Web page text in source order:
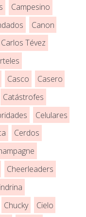
Campesino
Canon
Carlos Tévez
Casco
Casero
Catástrofes
Celulares
Cerdos
Cheerleaders
Chucky
Cielo